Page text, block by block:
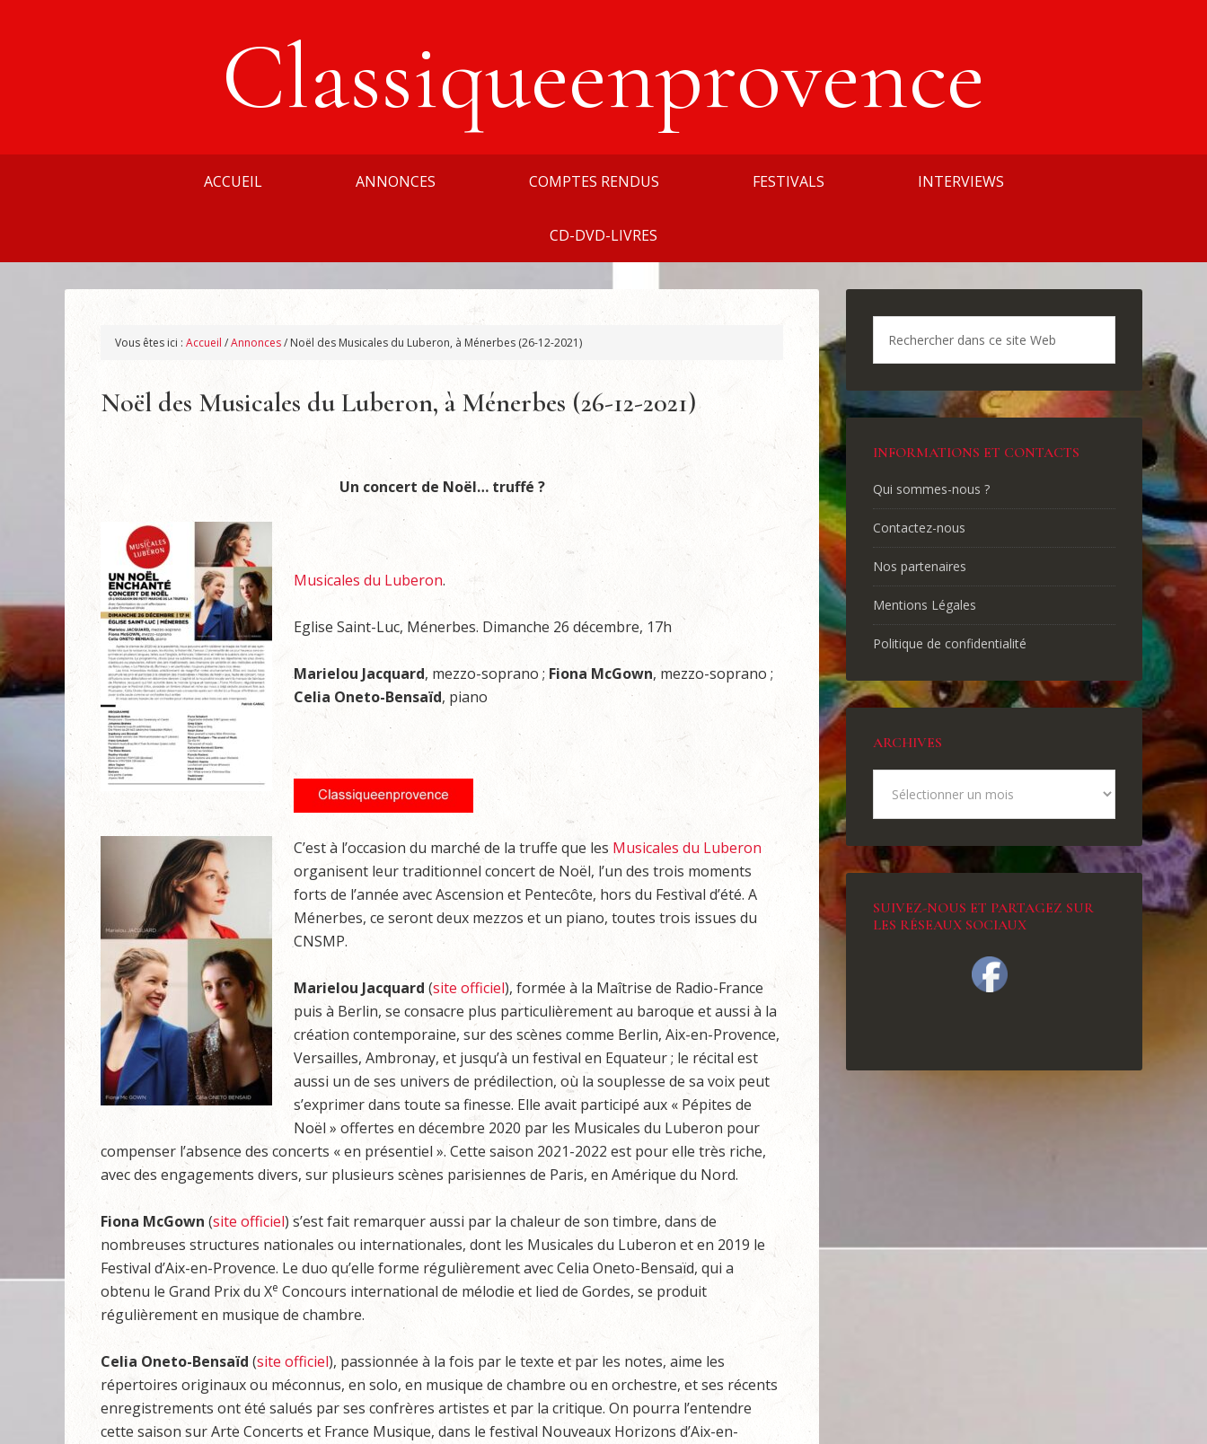
Classiqueenprovence
ACCUEIL ANNONCES COMPTES RENDUS FESTIVALS INTERVIEWS
CD-DVD-LIVRES
Vous êtes ici : Accueil /Annonces/ Noël des Musicales du Luberon, à Ménerbes (26-12-2021)
Noël des Musicales du Luberon, à Ménerbes (26-12-2021)
Un concert de Noël… truffé ?
Musicales du Luberon.
Eglise Saint-Luc, Ménerbes. Dimanche 26 décembre, 17h
Marielou Jacquard, mezzo-soprano ; Fiona McGown, mezzo-soprano ;
Celia Oneto-Bensaïd, piano
C’est à l’occasion du marché de la truffe que les Musicales du Luberon
organisent leur traditionnel concert de Noël, l’un des trois moments
forts de l’année avec Ascension et Pentecôte, hors du Festival d’été. A
Ménerbes, ce seront deux mezzos et un piano, toutes trois issues du
CNSMP.
Marielou Jacquard (site officiel), formée à la Maîtrise de Radio-France
puis à Berlin, se consacre plus particulièrement au baroque et aussi à la
création contemporaine, sur des scènes comme Berlin, Aix-en-Provence,
Versailles, Ambronay, et jusqu’à un festival en Equateur ; le récital est
aussi un de ses univers de prédilection, où la souplesse de sa voix peut
s’exprimer dans toute sa finesse. Elle avait participé aux « Pépites de
Noël » offertes en décembre 2020 par les Musicales du Luberon pour
compenser l’absence des concerts « en présentiel ». Cette saison 2021-2022 est pour elle très riche,
avec des engagements divers, sur plusieurs scènes parisiennes de Paris, en Amérique du Nord.
Fiona McGown (site officiel) s’est fait remarquer aussi par la chaleur de son timbre, dans de
nombreuses structures nationales ou internationales, dont les Musicales du Luberon et en 2019 le
Festival d’Aix-en-Provence. Le duo qu’elle forme régulièrement avec Celia Oneto-Bensaïd, qui a
obtenu le Grand Prix du Xe Concours international de mélodie et lied de Gordes, se produit
régulièrement en musique de chambre.
Celia Oneto-Bensaïd (site officiel), passionnée à la fois par le texte et par les notes, aime les
répertoires originaux ou méconnus, en solo, en musique de chambre ou en orchestre, et ses récents
enregistrements ont été salués par ses confrères artistes et par la critique. On pourra l’entendre
cette saison sur Arte Concerts et France Musique, dans le festival Nouveaux Horizons d’Aix-en-
INFORMATIONS ET CONTACTS
Qui sommes-nous ?
Contactez-nous
Nos partenaires
Mentions Légales
Politique de confidentialité
ARCHIVES
SUIVEZ-NOUS ET PARTAGEZ SUR
LES RÉSEAUX SOCIAUX